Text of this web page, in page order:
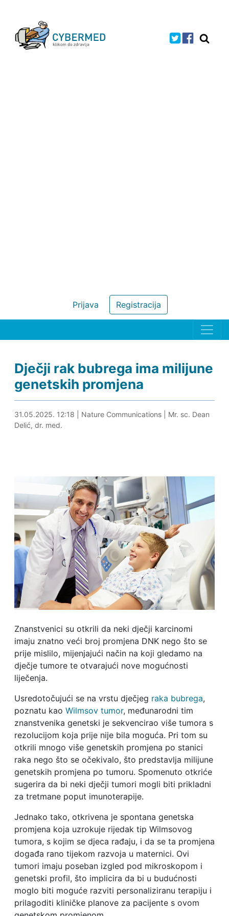
Registracija
Prijava
Dječji rak bubrega ima milijune
genetskih promjena
31.05.2025. 12:31
31.05.2025. 12:18 Nature Communications| Mr. sc. Dean
Delić, dr. med.
Znanstvenici su otkrili da neki dječji karcinomi
imaju znatno veći broj promjena DNK nego što se
prije mislilo, mijenjajući način na koji gledamo na
dječje tumore te otvarajući nove mogućnosti
liječenja.
Usredotočujući se na vrstu dječjeg raka bubrega,
poznatu kao Wilmsov tumor, međunarodni tim
znanstvenika genetski je sekvencirao više tumora s
rezolucijom koja prije nije bila moguća. Pri tom su
otkrili mnogo više genetskih promjena po stanici
raka nego što se očekivalo, što predstavlja milijune
genetskih promjena po tumoru. Spomenuto otkriće
sugerira da bi neki dječji tumori mogli biti prikladni
za tretmane poput imunoterapije.
Jednako tako, otkrivena je spontana genetska
promjena koja uzrokuje rijedak tip Wilmsovog
tumora, s kojim se djeca rađaju, i da se ta promjena
događa rano tijekom razvoja u maternici. Ovi
tumori imaju poseban izgled pod mikroskopom i
genetski profil, što implicira da bi u budućnosti
moglo biti moguće razviti personaliziranu terapiju i
prilagoditi kliničke planove za pacijente s ovom